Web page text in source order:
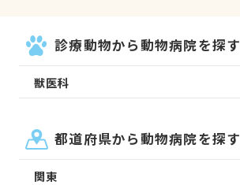
診療動物から動物病院を探す
獣医科
都道府県から動物病院を探す
関東